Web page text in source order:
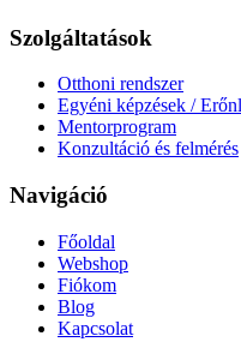
Szolgáltatások
Otthoni rendszer
Egyéni képzések /
Mentorprogram
Konzultáció és felmérés
Navigáció
Főoldal
Webshop
Fiókom
Blog
Kapcsolat